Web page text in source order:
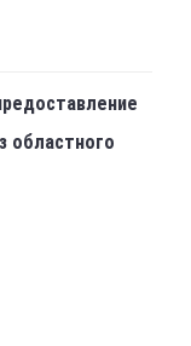
областного